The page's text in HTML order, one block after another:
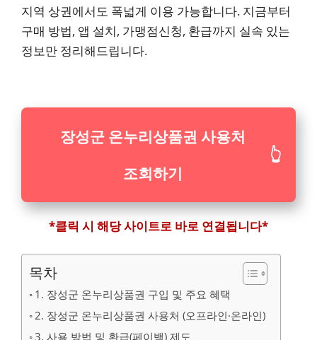
지역 상권에서도 폭넓게 이용 가능합니다. 지금부터
구매 방법, 앱 설치, 가맹점신청, 환급까지 실속 있는
정보만 정리해드립니다.
장성군 온누리상품권 사용처
조회하기
👆
*클릭 시 해당 사이트로 바로 연결됩니다*
목차
1. 장성군 온누리상품권 구입 및 주요 혜택
2. 장성군 온누리상품권 사용처 (오프라인·온라인)
3. 사용 방법 및 환급(페이백) 제도